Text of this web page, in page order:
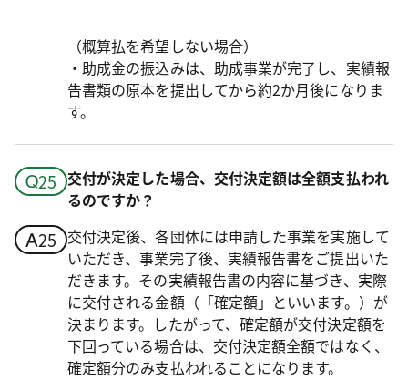
（概算払を希望しない場合）
・助成金の振込みは、助成事業が完了し、実績報
告書類の原本を提出してから約2か月後になりま
す。
交付が決定した場合、交付決定額は全額支払われ
るのですか？
交付決定後、各団体には申請した事業を実施して
いただき、事業完了後、実績報告書をご提出いた
だきます。その実績報告書の内容に基づき、実際
に交付される金額（「確定額」といいます。）が
決まります。したがって、確定額が交付決定額を
下回っている場合は、交付決定額全額ではなく、
確定額分のみ支払われることになります。